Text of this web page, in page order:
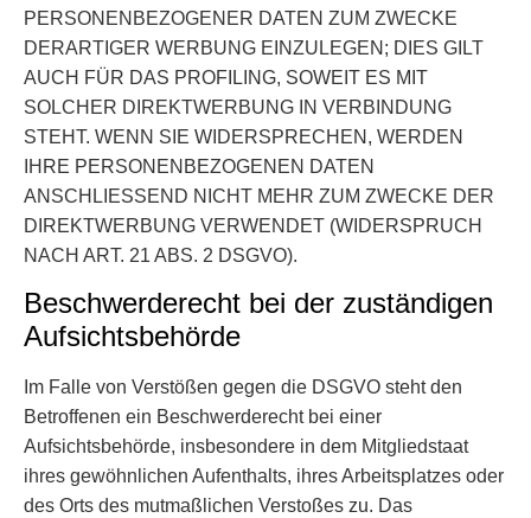
PERSONENBEZOGENER DATEN ZUM ZWECKE
DERARTIGER WERBUNG EINZULEGEN; DIES GILT
AUCH FÜR DAS PROFILING, SOWEIT ES MIT
SOLCHER DIREKTWERBUNG IN VERBINDUNG
STEHT. WENN SIE WIDERSPRECHEN, WERDEN
IHRE PERSONENBEZOGENEN DATEN
ANSCHLIESSEND NICHT MEHR ZUM ZWECKE DER
DIREKTWERBUNG VERWENDET (WIDERSPRUCH
NACH ART. 21 ABS. 2 DSGVO).
Beschwerde­recht bei der zuständigen
Aufsichts­behörde
Im Falle von Verstößen gegen die DSGVO steht den
Betroffenen ein Beschwerderecht bei einer
Aufsichtsbehörde, insbesondere in dem Mitgliedstaat
ihres gewöhnlichen Aufenthalts, ihres Arbeitsplatzes oder
des Orts des mutmaßlichen Verstoßes zu. Das